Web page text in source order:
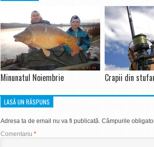
Minunatul Noiembrie Crapii din
LASĂ UN RĂSPUNS
Adresa ta de email nu va fi publicată. Câmpurile
Comentariu *